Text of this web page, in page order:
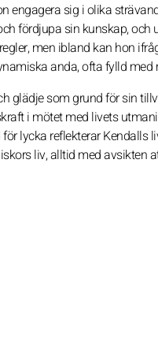
engagera sig i olika
fördjupa sin kunskap,
men ibland kan hon
anda, ofta fylld
glädje som grund för sin
i mötet med livets
lycka reflekterar Kendalls
liv, alltid med avsikten